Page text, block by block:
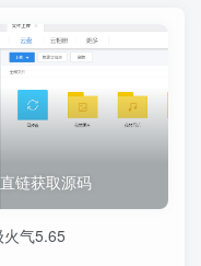
链获取源码
火气5.65
链获取源码
火气5.65